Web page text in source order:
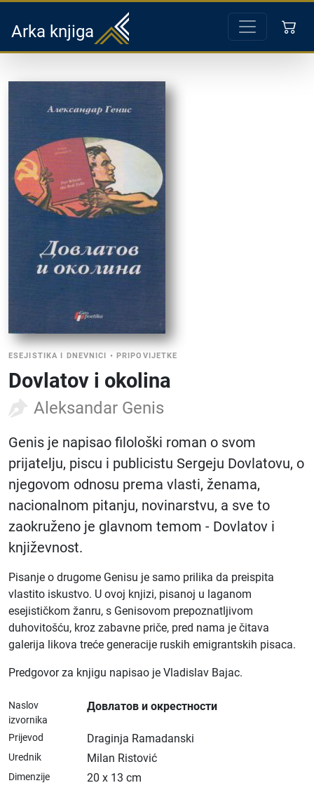
Arka knjiga
ESEJISTIKA I DNEVNICI • PRIPOVIJETKE
Dovlatov i okolina
Aleksandar Genis
Genis je napisao filološki roman o svom
prijatelju, piscu i publicistu Sergeju Dovlatovu, o
njegovom odnosu prema vlasti, ženama,
nacionalnom pitanju, novinarstvu, a sve to
zaokruženo je glavnom temom - Dovlatov i
književnost.
Pisanje o drugome Genisu je samo prilika da preispita
vlastito iskustvo. U ovoj knjizi, pisanoj u laganom
esejističkom žanru, s Genisovom prepoznatljivom
duhovitošću, kroz zabavne priče, pred nama je čitava
galerija likova treće generacije ruskih emigrantskih pisaca.
Predgovor za knjigu napisao je Vladislav Bajac.
Naslov
izvornika
Довлатов и окрестности
Prijevod Draginja Ramadanski
Urednik Milan Ristović
Dimenzije 20 x 13 cm